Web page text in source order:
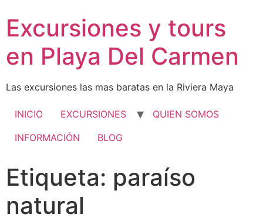
Excursiones y tours
en Playa Del Carmen
Las excursiones las mas baratas en la Riviera Maya
INICIO EXCURSIONES
QUIEN SOMOS
INFORMACIÓN
BLOG
Etiqueta: paraíso
natural